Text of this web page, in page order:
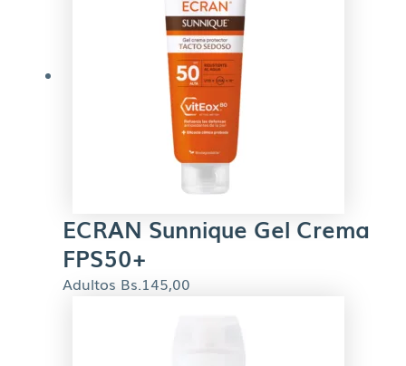
ECRAN Sunnique Gel Crema
FPS50+
Adultos Bs.145,00